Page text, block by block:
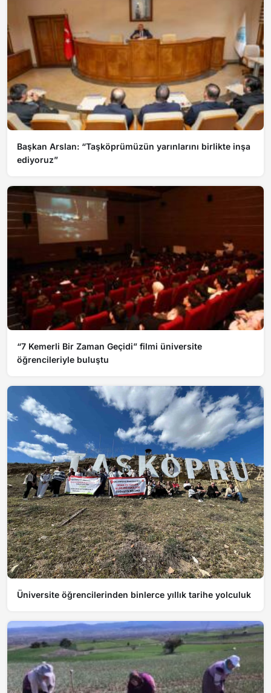
Başkan Arslan: “Taşköprümüzün yarınlarını birlikte inşa
ediyoruz”
“7 Kemerli Bir Zaman Geçidi” filmi üniversite
öğrencileriyle buluştu
Üniversite öğrencilerinden binlerce yıllık tarihe yolculuk